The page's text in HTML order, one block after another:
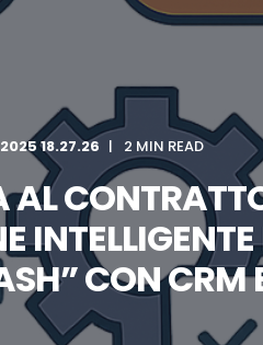
18.27.26 2 MIN READ
AL
INTELLIGENTE
CON CRM